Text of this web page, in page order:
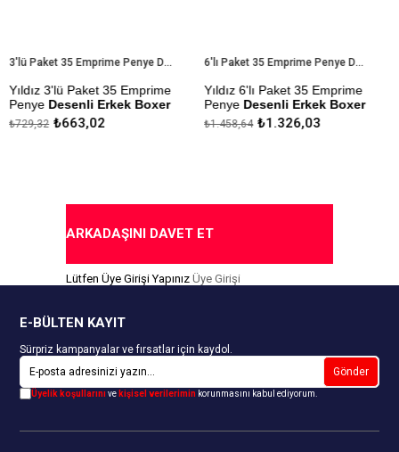
3'lü Paket 35 Emprime Penye Desenli Erkek Boxer
3'lü Paket 35 Emprime
Desenli Erkek Boxer
Kumaştan Üretilmiştir.
Ödeme Seçeneği
₺663,02
6'lı Paket 35 Emprime Penye Desenli Erkek Boxer
Yıldız 6'lı Paket 35 Emprime
PenyeDesenli Erkek Boxer
Modal Kumaştan Üretilmiştir.
Kapıda Ödeme Seçeneği
₺1.326,03
₺1.458,64
ARKADAŞINI DAVET ET
Lütfen Üye Girişi Yapınız Üye Girişi
E-BÜLTEN KAYIT
Sürpriz kampanyalar ve fırsatlar için kaydol.
Gönder
Üyelik koşullarınıve kişisel verilerimin korunmasını kabul ediyorum.